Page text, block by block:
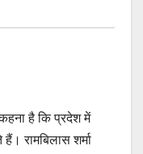
कहना है कि प्रदेश में
रामबिलास शर्मा